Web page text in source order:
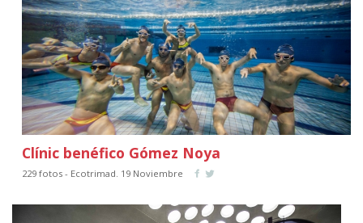
Clínic benéfico Gómez Noya
229 fotos - Ecotrimad. 19 Noviembre